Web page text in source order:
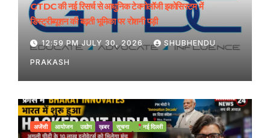
GTDC की नई रिसर्च से आधुनिक टेक्नोलॉजी इकोसिस्टम में
डिस्ट्रीब्यूशन की बढ़ती भूमिका पर रोशनी पड़ी
12:59 PM JULY 30, 2026 SHUBHENDU
PRAKASH
अजेंसी आयोजन उद्योग ख़बर सूचना नई दिल्ली